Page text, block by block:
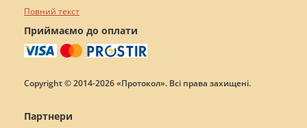
Повний текст
Приймаємо до оплати
Copyright © 2014-2026 «Протокол». Всі права захищені.
Партнери